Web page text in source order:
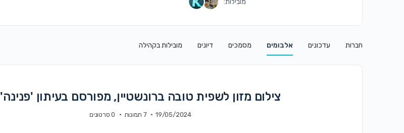
חברות עדכונים אלבומים מסמכים דיונים מובילות בקהילה
צילום מזון לשפית טובה ברונשטיין, מפורסם בעיתון 'פנינה'
19/05/2024
· 7 תמונות · 0 סרטונים